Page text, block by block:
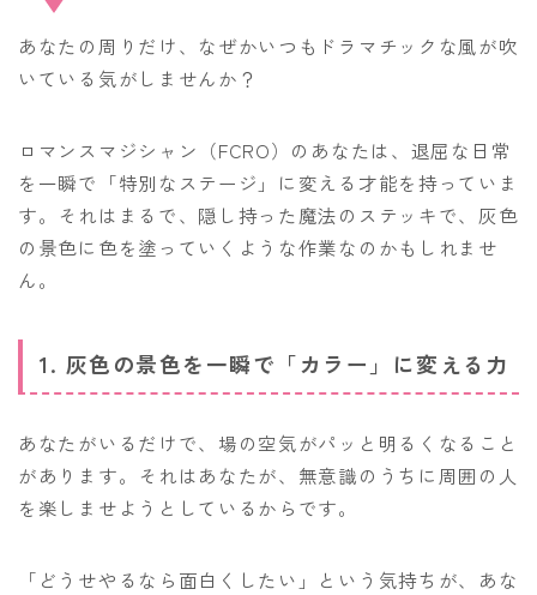
あなたの周りだけ、なぜかいつもドラマチックな風が吹
いている気がしませんか？
ロマンスマジシャン（FCRO）のあなたは、退屈な日常
を一瞬で「特別なステージ」に変える才能を持っていま
す。それはまるで、隠し持った魔法のステッキで、灰色
の景色に色を塗っていくような作業なのかもしれませ
ん。
1. 灰色の景色を一瞬で「カラー」に変える力
あなたがいるだけで、場の空気がパッと明るくなること
があります。それはあなたが、無意識のうちに周囲の人
を楽しませようとしているからです。
「どうせやるなら面白くしたい」という気持ちが、あな